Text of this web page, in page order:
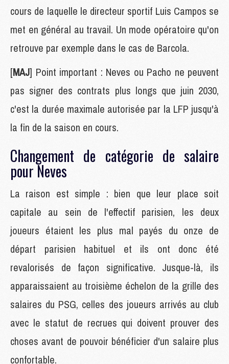
cours de laquelle le directeur sportif Luis Campos se
met en général au travail. Un mode opératoire qu'on
retrouve par exemple dans le cas de Barcola.
[MAJ] Point important : Neves ou Pacho ne peuvent
pas signer des contrats plus longs que juin 2030,
c'est la durée maximale autorisée par la LFP jusqu'à
la fin de la saison en cours.
Changement de catégorie de salaire
pour Neves
La raison est simple : bien que leur place soit
capitale au sein de l'effectif parisien, les deux
joueurs étaient les plus mal payés du onze de
départ parisien habituel et ils ont donc été
revalorisés de façon significative. Jusque-là, ils
apparaissaient au troisième échelon de la grille des
salaires du PSG, celles des joueurs arrivés au club
avec le statut de recrues qui doivent prouver des
choses avant de pouvoir bénéficier d'un salaire plus
confortable.